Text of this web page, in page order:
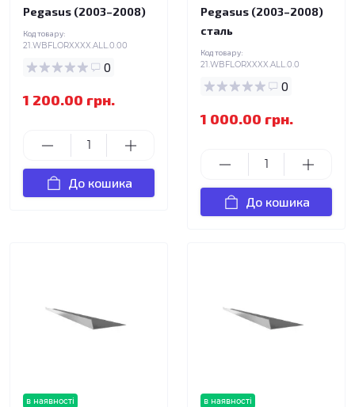
Pegasus (2003–2008)
Код товару:
21.WBFLORXXXX.ALL.0.00
0
1 200.00 грн.
До кошика
Pegasus (2003–2008)
сталь
Код товару:
21.WBFLORXXXX.ALL.0.0
0
1 000.00 грн.
До кошика
в наявності в наявності